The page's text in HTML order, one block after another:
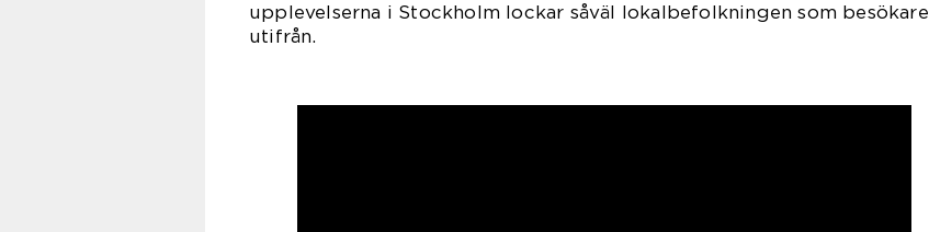
upplevelserna i Stockholm lockar såväl lokalbefolkningen som besökare
utifrån.